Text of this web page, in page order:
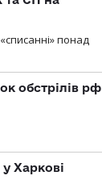
понад
обстрілів рф
Харкові